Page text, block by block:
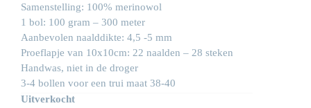
€14,95.
€10,46.
Samenstelling: 100% merinowol
1 bol: 100 gram – 300 meter
Aanbevolen naalddikte: 4,5 -5 mm
Proeflapje van 10x10cm: 22 naalden – 28 steken
Handwas, niet in de droger
3-4 bollen voor een trui maat 38-40
Uitverkocht